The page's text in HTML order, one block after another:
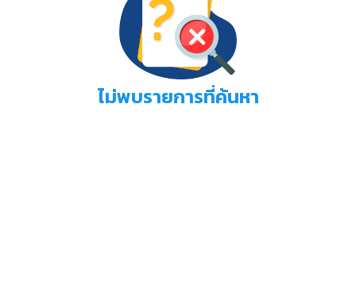
ไม่พบรายการที่ค้นหา